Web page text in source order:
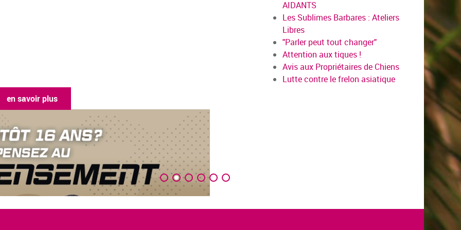
AIDANTS
Les Sublimes Barbares : Ateliers
Libres
"Parler peut tout changer"
Attention aux tiques !
Avis aux Propriétaires de Chiens
Lutte contre le frelon asiatique